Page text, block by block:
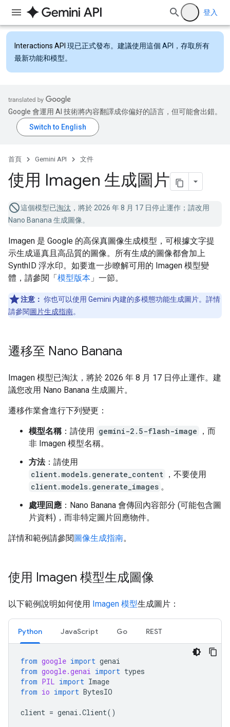
登入
Interactions API 現已正式發布。建議使用這個 API，存取所有
最新功能和模型。
Google 會運用 AI 技術將內容翻譯成你偏好的語言，但可能會出錯。
首頁 Gemini API 文件
使用 Imagen 生成圖片
這個模型已淘汰 ，將於 2026 年 8 月 17 日停止運作；請改用
Nano Banana 生成圖像。
Imagen 是 Google 的高保真圖像生成模型，可根據文字提
示生成逼真且高品質的圖像。所有生成的圖像都會加上
SynthID 浮水印。如要進一步瞭解可用的 Imagen 模型變
體，請參閱「模型版本 」一節。
注意： 你也可以使用 Gemini 內建的多模態功能生成圖片。詳情
請參閱圖片生成指南。
遷移至 Nano Banana
Imagen 模型已淘汰，將於 2026 年 8 月 17 日停止運作。建
議您改用 Nano Banana 生成圖片。
遷移作業會進行下列變更：
模型名稱：請使用 gemini-2.5-flash-image
，而
非 Imagen 模型名稱。
方法：請使用
client.models.generate_content ，不要使用
client.models.generate_images 。
處理回應 ：Nano Banana 會傳回內容部分 (可能包含圖
片資料)，而非特定圖片回應物件。
詳情和範例請參閱圖像生成指南。
使用 Imagen 模型生成圖像
以下範例說明如何使用 Imagen 模型生成圖片：
Python JavaScript Go REST
from google import genai
from google.genai import types
from PIL import Image
from io import BytesIO
client = genai .Client()